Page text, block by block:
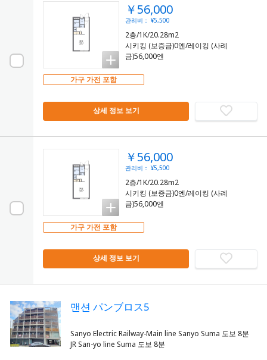
￥56,000
관리비： ¥5,500
2층/1K/20.28m2
시키킹 (보증금)0엔/레이킹 (사례
금)56,000엔
가구 가전 포함
상세 정보 보기
￥56,000
관리비： ¥5,500
2층/1K/20.28m2
시키킹 (보증금)0엔/레이킹 (사례
금)56,000엔
가구 가전 포함
상세 정보 보기
맨션 パンブロス5
Sanyo Electric Railway-Main line Sanyo Suma 도보 8분